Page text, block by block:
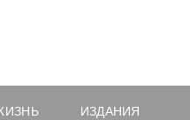
ИЗДАНИЯ